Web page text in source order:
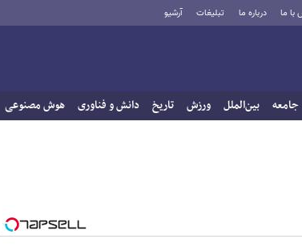
با ما درباره ما تبلیغات آرشیو
جامعه بین‌الملل ورزش تاریخ دانش و فناوری هوش مصنوعی